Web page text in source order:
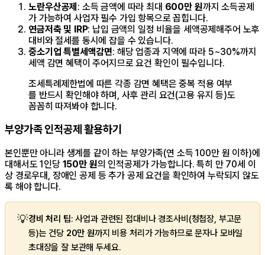
노란우산공제 : 소득 금액에 따라 최대 600만 원까지 소득공제
가 가능하여 사업자 필수 가입 항목으로 꼽힙니다.
연금저축 및 IRP: 납입 금액의 일정 비율을 세액공제해주어 노후
대비와 절세를 동시에 잡을 수 있습니다.
중소기업 특별세액감면: 해당 업종과 지역에 따라 5~30%까지
세액 감면 혜택이 주어지므로 요건 확인이 필수입니다.
조세특례제한법에 따른 각종 감면 혜택은 중복 적용 여부
를 반드시 확인해야 하며, 사후 관리 요건(고용 유지 등)도
꼼꼼히 따져봐야 합니다.
부양가족 인적공제 활용하기
본인뿐만 아니라 생계를 같이 하는 부양가족(연 소득 100만 원 이하)에
대해서도 1인당 150만 원의 인적공제가 가능합니다. 특히 만 70세 이
상 경로우대, 장애인 공제 등 추가 공제 요건을 확인하여 누락되지 않도
록 해야 합니다.
💡경비 처리 팁: 사업과 관련된 접대비나 경조사비(청첩장, 부고문
등)는 건당 20만 원까지 비용 처리가 가능하므로 문자나 모바일
초대장을 잘 보관해 두세요.